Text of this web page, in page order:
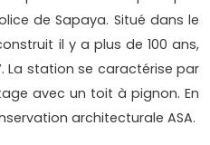
de Sapaya. Situé dans le
il y a plus de 100 ans,
La station se caractérise par
avec un toit à pignon. En
architecturale ASA.